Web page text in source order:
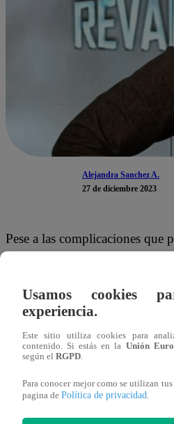
Alejandra Sanchez A.
27 de diciembre 2023
Pese a las complicaciones que
Rossini Jr fueron los dos
El primer participante
que, por su lado, Renato
pero me preocupa que Ale
Este miércoles 27 de
Usamos cookies
experiencia.
Este sitio utiliza cookies para
contenido. Si estás en la Unión
según el RGPD
Para conocer mejor como se utilizan
pagina de Política de privacidad